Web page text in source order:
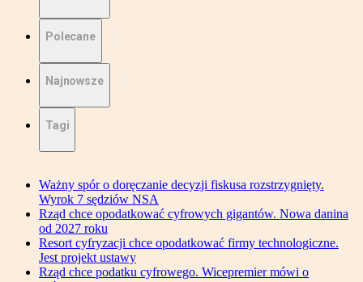
Polecane
Najnowsze
Tagi
Ważny spór o doręczanie decyzji fiskusa rozstrzygnięty.
Wyrok 7 sędziów NSA
Rząd chce opodatkować cyfrowych gigantów. Nowa danina
od 2027 roku
Resort cyfryzacji chce opodatkować firmy technologiczne.
Jest projekt ustawy
Rząd chce podatku cyfrowego. Wicepremier mówi o